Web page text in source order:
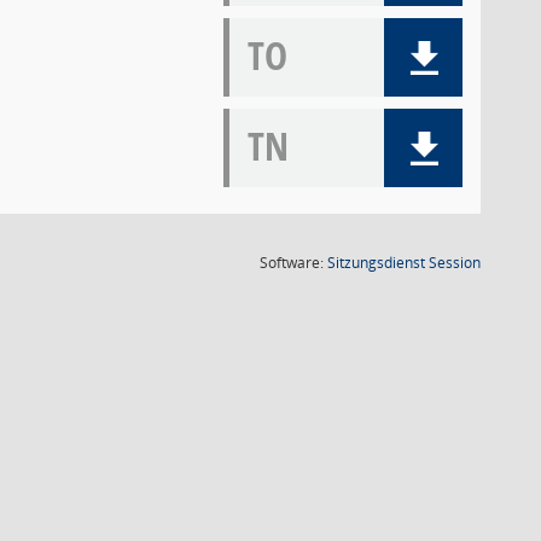
TO
TN
Software:SitzungsdienstSession(Wird in